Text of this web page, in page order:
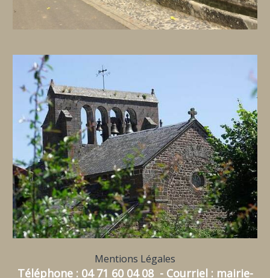
Mentions Légales
Téléphone : 04 71 60 04 08 - Courriel : mairie-